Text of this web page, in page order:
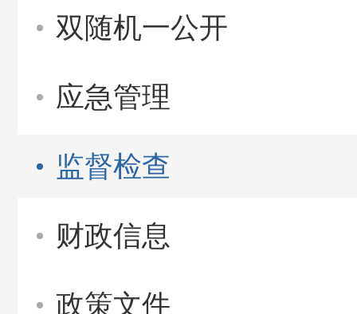
双随机一公开
应急管理
监督检查
财政信息
政策文件